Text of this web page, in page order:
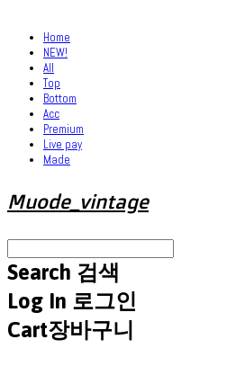
Home
NEW!
All
Top
Bottom
Acc
Premium
Live pay
Made
Muode_vintage
Search 검색
Log In 로그인
Cart장바구니